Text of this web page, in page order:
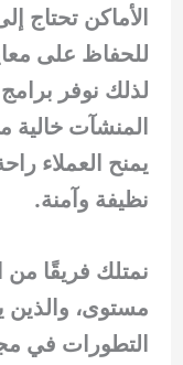
الأماكن تحتاج
للحفاظ على
لذلك نوفر
المنشآت
يمنح العملاء
نظيفة وآمنة.
نمتلك فريقًا من
مستوى، والذين
التطورات في